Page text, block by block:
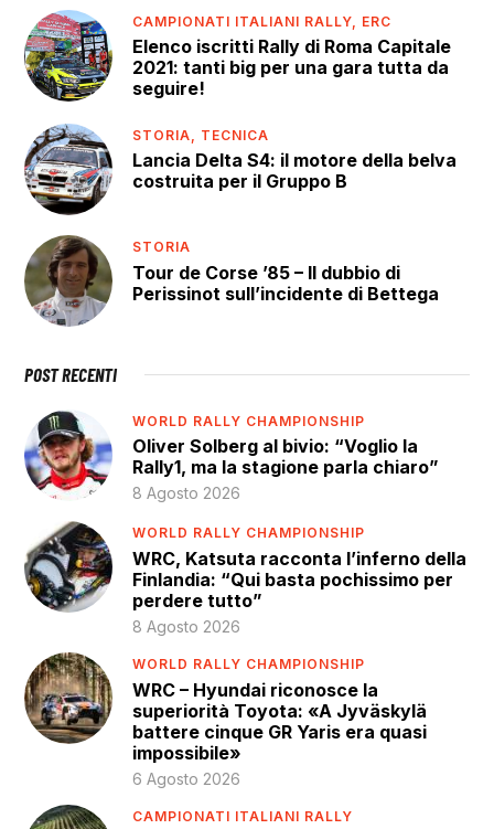
CAMPIONATI ITALIANI RALLY, ERC
Elenco iscritti Rally di Roma Capitale
2021: tanti big per una gara tutta da
seguire!
STORIA, TECNICA
Lancia Delta S4: il motore della belva
costruita per il Gruppo B
STORIA
Tour de Corse ’85 – Il dubbio di
Perissinot sull’incidente di Bettega
POST RECENTI
WORLD RALLY CHAMPIONSHIP
Oliver Solberg al bivio: “Voglio la
Rally1, ma la stagione parla chiaro”
8 Agosto 2026
WORLD RALLY CHAMPIONSHIP
WRC, Katsuta racconta l’inferno della
Finlandia: “Qui basta pochissimo per
perdere tutto”
8 Agosto 2026
WORLD RALLY CHAMPIONSHIP
WRC – Hyundai riconosce la
superiorità Toyota: «A Jyväskylä
battere cinque GR Yaris era quasi
impossibile»
6 Agosto 2026
CAMPIONATI ITALIANI RALLY